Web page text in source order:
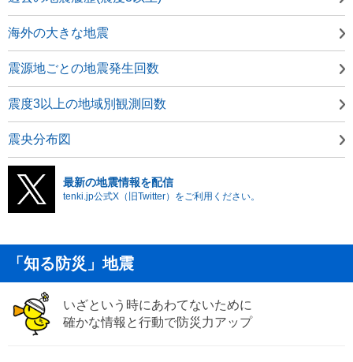
海外の大きな地震
震源地ごとの地震発生回数
震度3以上の地域別観測回数
震央分布図
最新の地震情報を配信
tenki.jp公式X（旧Twitter）をご利用ください。
「知る防災」地震
いざという時にあわてないために
確かな情報と行動で防災力アップ